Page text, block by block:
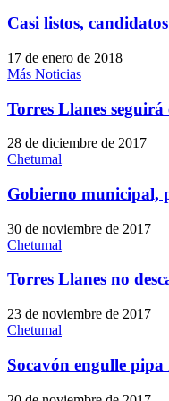
Casi listos,
17 de enero de 2018
Más Noticias
Torres Llanes
28 de diciembre de 2017
Chetumal
Gobierno municipal,
30 de noviembre de 2017
Chetumal
Torres Llanes no
23 de noviembre de 2017
Chetumal
Socavón engulle